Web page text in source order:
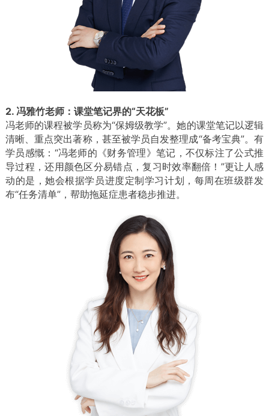
2. 冯雅竹老师：课堂笔记界的“天花板”
冯老师的课程被学员称为“保姆级教学”。她的课堂笔记以逻辑
清晰、重点突出著称，甚至被学员自发整理成“备考宝典”。有
学员感慨：“冯老师的《财务管理》笔记，不仅标注了公式推
导过程，还用颜色区分易错点，复习时效率翻倍！”更让人感
动的是，她会根据学员进度定制学习计划，每周在班级群发
布“任务清单”，帮助拖延症患者稳步推进。